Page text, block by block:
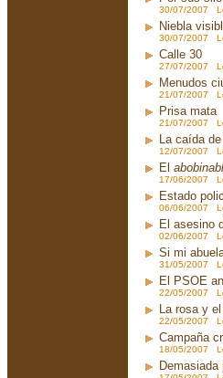
30/07/2007
Niebla
30/07/2007
Calle 30
27/07/2007
Menudos
21/07/2007
Prisa mata
21/07/2007
La caída
12/07/2007
El
17/06/2007
Estado
06/06/2007
El asesino
02/06/2007
Si mi
31/05/2007
El PSOE
22/05/2007
La rosa y
22/05/2007
Campaña
18/05/2007